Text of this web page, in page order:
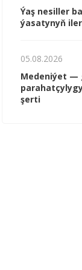
Ýaş ne­sil­ler
ýa­sa­ty­nyň
05.08.2026
Me­de­ni­ýet —
şer­ti